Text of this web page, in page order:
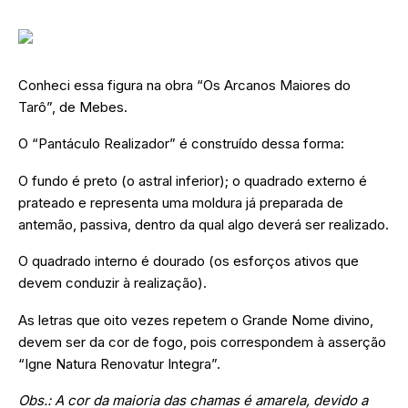
Conheci essa figura na obra “Os Arcanos Maiores do
Tarô”, de Mebes.
O “Pantáculo Realizador” é construído dessa forma:
O fundo é preto (o astral inferior); o quadrado externo é
prateado e representa uma moldura já preparada de
antemão, passiva, dentro da qual algo deverá ser realizado.
O quadrado interno é dourado (os esforços ativos que
devem conduzir à realização).
As letras que oito vezes repetem o Grande Nome divino,
devem ser da cor de fogo, pois correspondem à asserção
“Igne Natura Renovatur Integra”.
Obs.: A cor da maioria das chamas é amarela, devido a